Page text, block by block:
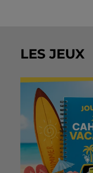
LES JEUX